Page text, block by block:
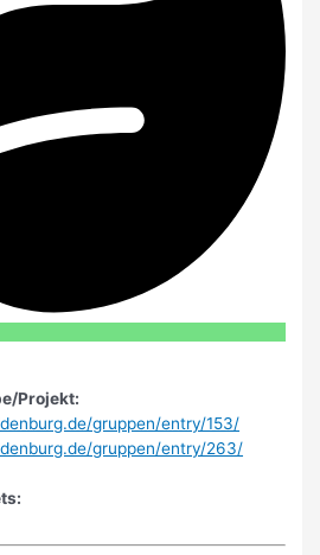
Projekt:
gruppen/entry/153/
gruppen/entry/263/